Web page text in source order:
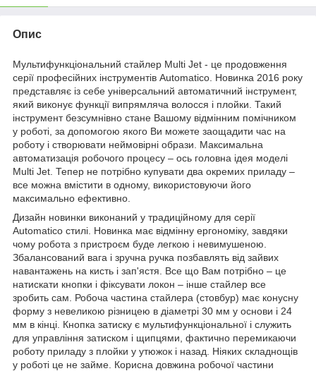
Опис
Мультифункціональний стайлер Multi Jet - це продовження
серії професійних інструментів Automatico. Новинка 2016 року
представляє із себе універсальний автоматичний інструмент,
який виконує функції випрямляча волосся і плойки. Такий
інструмент безсумнівно стане Вашому відмінним помічником
у роботі, за допомогою якого Ви можете заощадити час на
роботу і створювати неймовірні образи. Максимальна
автоматизація робочого процесу – ось головна ідея моделі
Multi Jet. Тепер не потрібно купувати два окремих приладу –
все можна вмістити в одному, використовуючи його
максимально ефективно.
Дизайн новинки виконаний у традиційному для серії
Automatico стилі. Новинка має відмінну ергономіку, завдяки
чому робота з пристроєм буде легкою і невимушеною.
Збалансований вага і зручна ручка позбавлять від зайвих
навантажень на кисть і зап'ястя. Все що Вам потрібно – це
натискати кнопки і фіксувати локон – інше стайлер все
зробить сам. Робоча частина стайлера (стовбур) має конусну
форму з невеликою різницею в діаметрі 30 мм у основи і 24
мм в кінці. Кнопка затиску є мультифункціональної і служить
для управління затиском і щипцями, фактично перемикаючи
роботу приладу з плойки у утюжок і назад. Ніяких складнощів
у роботі це не займе. Корисна довжина робочої частини